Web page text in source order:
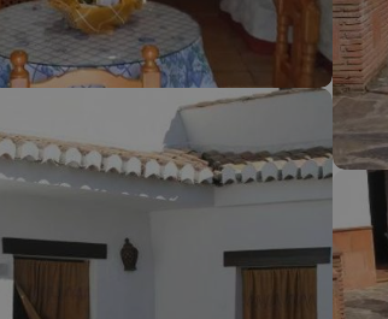
trovato alcun risultato
il nostro ricercatore abbia perso la strada.